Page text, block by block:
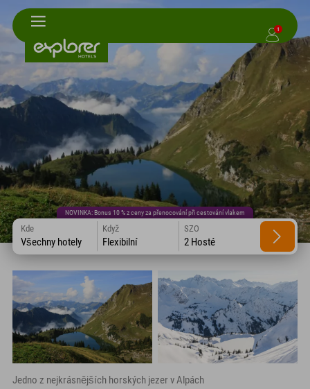
1
NOVINKA: Bonus 10 % z ceny za přenocování při cestování vlakem
Kde
Všechny hotely
Když
Flexibilní
SZO
2 Hosté
Jedno z nejkrásnějších horských jezer v Alpách